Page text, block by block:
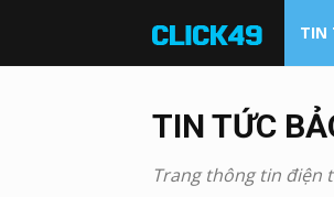
TIN
TIN TỨC
Trang thông tin điện